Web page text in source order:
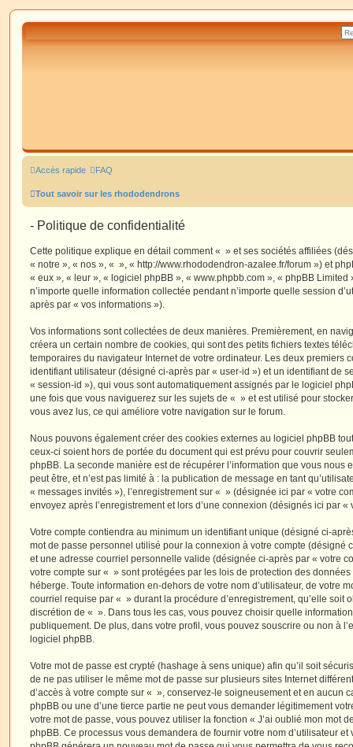
Accès rapide FAQ
Tout savoir sur les rhododendrons
- Politique de confidentialité
Cette politique explique en détail comment « » et ses sociétés affiliées
« notre », « nos », « », « http://www.rhododendron-azalee.fr/forum ») et
« eux », « leur », « logiciel phpBB », « www.phpbb.com », « phpBB
n’importe quelle information collectée pendant n’importe quelle session
après par « vos informations »).
Vos informations sont collectées de deux manières. Premièrement, en
créera un certain nombre de cookies, qui sont des petits fichiers textes
temporaires du navigateur Internet de votre ordinateur. Les deux premiers
identifiant utilisateur (désigné ci-après par « user-id ») et un identifiant de
« session-id »), qui vous sont automatiquement assignés par le logiciel
une fois que vous naviguerez sur les sujets de « » et est utilisé pour
vous avez lus, ce qui améliore votre navigation sur le forum.
Nous pouvons également créer des cookies externes au logiciel phpBB
ceux-ci soient hors de portée du document qui est prévu pour couvrir
phpBB. La seconde manière est de récupérer l’information que vous nous
peut être, et n’est pas limité à : la publication de message en tant
« messages invités »), l’enregistrement sur « » (désignée ici par « votre
envoyez après l’enregistrement et lors d’une connexion (désignés ici par «
Votre compte contiendra au minimum un identifiant unique (désigné ci-
mot de passe personnel utilisé pour la connexion à votre compte (désigné
et une adresse courriel personnelle valide (désignée ci-après par « votre
votre compte sur « » sont protégées par les lois de protection des
héberge. Toute information en-dehors de votre nom d’utilisateur, de votre
courriel requise par « » durant la procédure d’enregistrement, qu’elle soit
discrétion de « ». Dans tous les cas, vous pouvez choisir quelle
publiquement. De plus, dans votre profil, vous pouvez souscrire ou non à
logiciel phpBB.
Votre mot de passe est crypté (hashage à sens unique) afin qu’il soit
de ne pas utiliser le même mot de passe sur plusieurs sites Internet
d’accès à votre compte sur « », conservez-le soigneusement et en aucun
phpBB ou une d’une tierce partie ne peut vous demander légitimement
votre mot de passe, vous pouvez utiliser la fonction « J’ai oublié mon mot
phpBB. Ce processus vous demandera de fournir votre nom d’utilisateur